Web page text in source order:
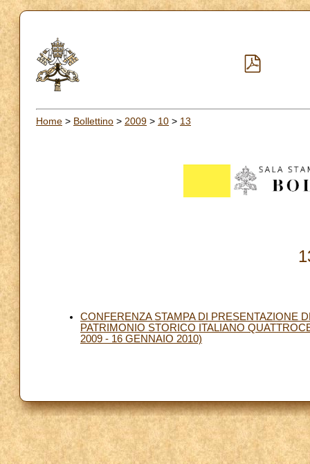
Home > Bollettino > 2009 > 10 > 13
CONFERENZA STAMPA DI PRESENTAZIONE
PATRIMONIO STORICO ITALIANO
2009 - 16 GENNAIO 2010)